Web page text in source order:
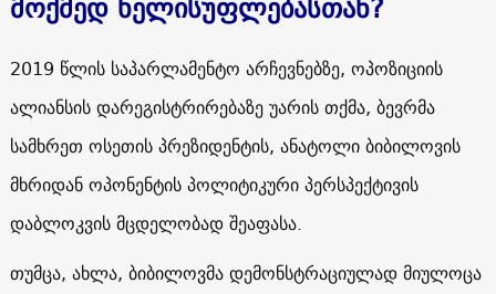
2019 წლის საპარლამენტო არჩევნებზე, ოპოზიციის
ალიანსის დარეგისტრირებაზე უარის თქმა, ბევრმა
სამხრეთ ოსეთის პრეზიდენტის, ანატოლი ბიბილოვის
მხრიდან ოპონენტის პოლიტიკური პერსპექტივის
დაბლოკვის მცდელობად შეაფასა.
თუმცა, ახლა, ბიბილოვმა დემონსტრაციულად მიულოცა